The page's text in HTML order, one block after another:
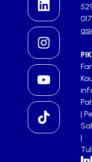
017
|
|